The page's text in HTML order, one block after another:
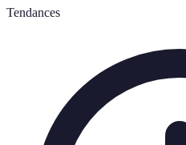
Tendances